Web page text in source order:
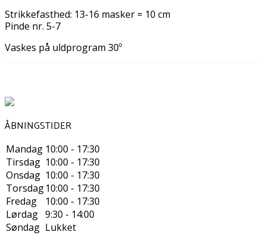
Strikkefasthed: 13-16 masker = 10 cm
Pinde nr. 5-7
Vaskes på uldprogram 30º
ÅBNINGSTIDER
Mandag 10:00 - 17:30
Tirsdag 10:00 - 17:30
Onsdag 10:00 - 17:30
Torsdag10:00 - 17:30
Fredag
10:00 - 17:30
Lørdag 9:30 - 14:00
Søndag Lukket